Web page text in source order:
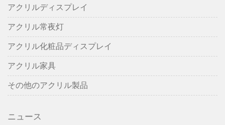
アクリルディスプレイ
アクリル常夜灯
アクリル化粧品ディスプレイ
アクリル家具
その他のアクリル製品
ニュース